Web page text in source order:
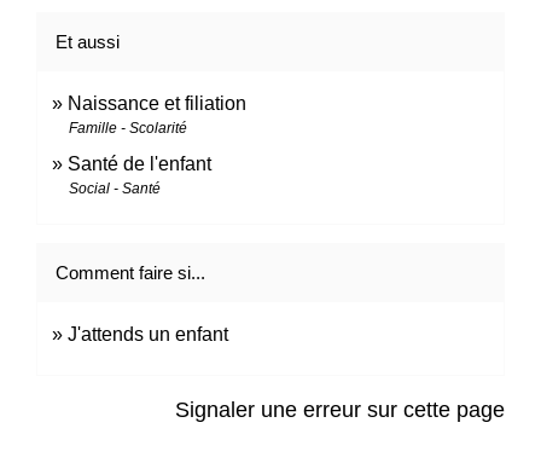
Et aussi
Naissance et filiation
Famille - Scolarité
Santé de l'enfant
Social - Santé
Comment faire si...
J'attends un enfant
Signaler une erreur sur cette page